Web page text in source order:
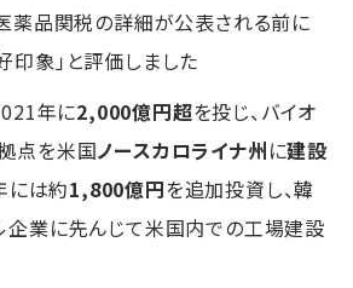
薬品関税の詳細が公表される前に
象」と評価しました
年に2,000億円超を投じ、バイオ
点を米国ノースカロライナ州に建設
には約1,800億円を追加投資し、韓
企業に先んじて米国内での工場建設